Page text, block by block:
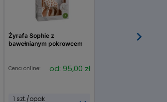
Żyrafa Sophie z
bawełnianym pokrowcem
Cena online: od: 95,00 zł
1 szt./opak